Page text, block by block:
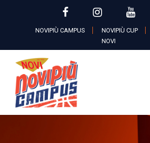
NOVIPIÙ CAMPUS NOVIPIÙ CUP
NOVI